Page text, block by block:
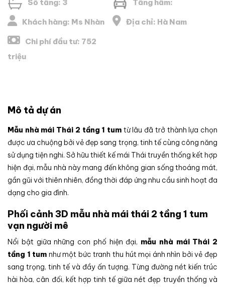
Số tầng: 3 Tầng hầm:
Khách hàng: Ms Nhàn Địa chỉ: Hà Nam
Chi phí đầu tư: 752
triệu
Mô tả dự án
Mẫu nhà mái Thái 2 tầng 1 tum từ lâu đã trở thành lựa chọn
được ưa chuộng bởi vẻ đẹp sang trọng, tinh tế cùng công năng
sử dụng tiện nghi. Sở hữu thiết kế mái Thái truyền thống kết hợp
hiện đại, mẫu nhà này mang đến không gian sống thoáng mát,
gần gũi với thiên nhiên, đồng thời đáp ứng nhu cầu sinh hoạt đa
dạng cho gia đình.
Phối cảnh 3D mẫu nhà mái thái 2 tầng 1 tum
vạn người mê
Nổi bật giữa những con phố hiện đại, mẫu nhà mái Thái 2
tầng 1 tum như một bức tranh thu hút mọi ánh nhìn bởi vẻ đẹp
sang trọng, tinh tế và đầy ấn tượng. Từng đường nét kiến trúc
hài hòa, cân đối, kết hợp tinh tế giữa nét đẹp truyền thống và